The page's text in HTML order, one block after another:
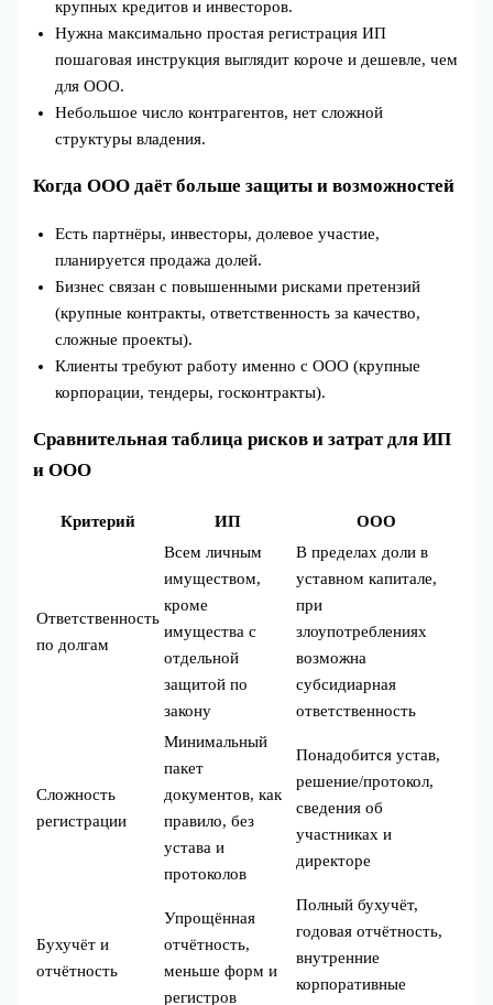
крупных кредитов и инвесторов.
Нужна максимально простая регистрация ИП
пошаговая инструкция выглядит короче и дешевле, чем
для ООО.
Небольшое число контрагентов, нет сложной
структуры владения.
Когда ООО даёт больше защиты и возможностей
Есть партнёры, инвесторы, долевое участие,
планируется продажа долей.
Бизнес связан с повышенными рисками претензий
(крупные контракты, ответственность за качество,
сложные проекты).
Клиенты требуют работу именно с ООО (крупные
корпорации, тендеры, госконтракты).
Сравнительная таблица рисков и затрат для ИП
и ООО
Критерий ИП ООО
Ответственность
по долгам
Всем личным
имуществом,
кроме
имущества с
отдельной
защитой по
закону
В пределах доли в
уставном капитале,
при
злоупотреблениях
возможна
субсидиарная
ответственность
Сложность
регистрации
Минимальный
пакет
документов, как
правило, без
устава и
протоколов
Понадобится устав,
решение/протокол,
сведения об
участниках и
директоре
Бухучёт и
отчётность
Упрощённая
отчётность,
меньше форм и
регистров
Полный бухучёт,
годовая отчётность,
внутренние
корпоративные